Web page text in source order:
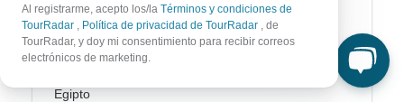
Latin América
América del Sur
Egipto
Al registrarme, acepto los/la Términos y condiciones de
TourRadar , Política de privacidad de TourRadar , de
TourRadar, y doy mi consentimiento para recibir correos
electrónicos de marketing.